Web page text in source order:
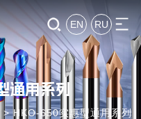
EN RU
通用系列
>HKO-650实惠型通用系列